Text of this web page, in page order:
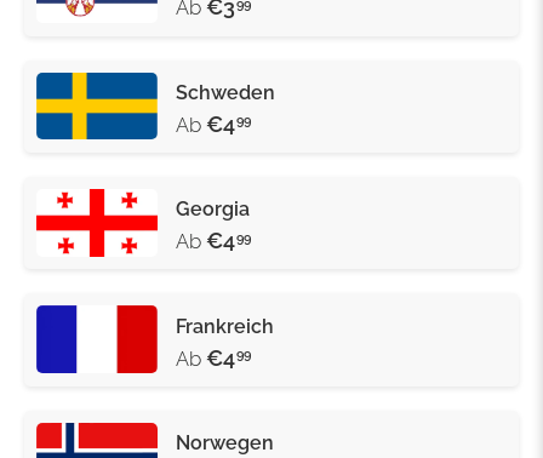
Ab €399
Schweden
Ab €499
Georgia
Ab €499
Frankreich
Ab €499
Norwegen